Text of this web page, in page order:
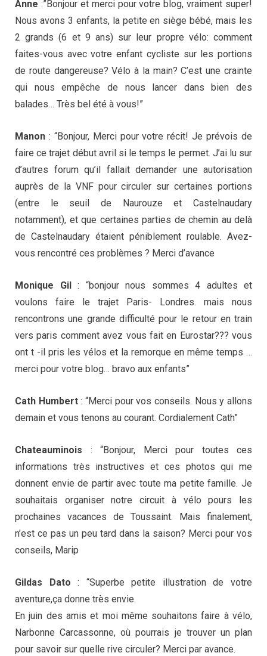
Anne :”Bonjour et merci pour votre blog, vraiment super!
Nous avons 3 enfants, la petite en siège bébé, mais les
2 grands (6 et 9 ans) sur leur propre vélo: comment
faites-vous avec votre enfant cycliste sur les portions
de route dangereuse? Vélo à la main? C’est une crainte
qui nous empêche de nous lancer dans bien des
balades… Très bel été à vous!”
Manon : “Bonjour, Merci pour votre récit! Je prévois de
faire ce trajet début avril si le temps le permet. J’ai lu sur
d’autres forum qu’il fallait demander une autorisation
auprès de la VNF pour circuler sur certaines portions
(entre le seuil de Naurouze et Castelnaudary
notamment), et que certaines parties de chemin au delà
de Castelnaudary étaient péniblement roulable. Avez-
vous rencontré ces problèmes ? Merci d’avance
Monique Gil
: “bonjour nous sommes 4 adultes et
voulons faire le trajet Paris- Londres. mais nous
rencontrons une grande difficulté pour le retour en train
vers paris comment avez vous fait en Eurostar??? vous
ont t -il pris les vélos et la remorque en même temps …
merci pour votre blog… bravo aux enfants”
Cath Humbert: “Merci pour vos conseils. Nous y allons
demain et vous tenons au courant. Cordialement Cath”
Chateauminois : “Bonjour, Merci pour toutes ces
informations très instructives et ces photos qui me
donnent envie de partir avec toute ma petite famille. Je
souhaitais organiser notre circuit à vélo pours les
prochaines vacances de Toussaint. Mais finalement,
n’est ce pas un peu tard dans la saison? Merci pour vos
conseils, Marip
Gildas Dato : “Superbe petite illustration de votre
aventure,ça donne très envie.
En juin des amis et moi même souhaitons faire à vélo,
Narbonne Carcassonne, où pourrais je trouver un plan
pour savoir sur quelle rive circuler? Merci par avance.